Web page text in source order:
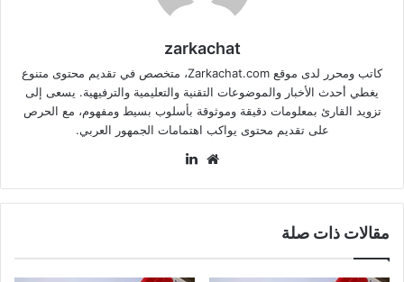
zarkachat
كاتب ومحرر لدى موقع Zarkachat.com، متخصص في تقديم محتوى متنوع
يغطي أحدث الأخبار والموضوعات التقنية والتعليمية والترفيهية. يسعى إلى
تزويد القارئ بمعلومات دقيقة وموثوقة بأسلوب بسيط ومفهوم، مع الحرص
على تقديم محتوى يواكب اهتمامات الجمهور العربي.
موقع
مقالات ذات صلة